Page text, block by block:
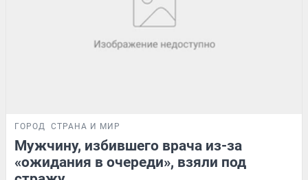
ГОРОД СТРАНА И МИР
Мужчину, избившего врача из-за
«ожидания в очереди», взяли под